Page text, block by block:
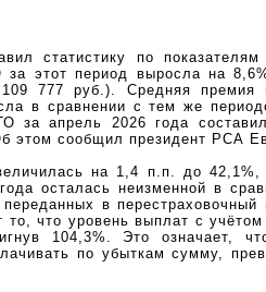
статистику по
этот период выросла на
777 руб.). Средняя премия
в сравнении с тем же
за апрель 2026 года
этом сообщил президент РСА
на 1,4 п.п. до 42,1%,
осталась неизменной в
в
что уровень выплат с
104,3%. Это означает,
по убыткам сумму,